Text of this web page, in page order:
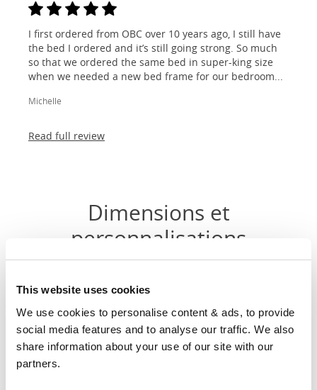
This website uses cookies
We use cookies to personalise content & ads, to provide
social media features and to analyse our traffic. We also
share information about your use of our site with our
partners.
I first ordered from OBC over 10 years ago, I still have
the bed I ordered and it’s still going strong. So much
so that we ordered the same bed in super-king size
when we needed a new bed frame for our bedroom...
Michelle
Read full review
Dimensions et
personnalisations
Dimensions Largeur
90cm X
200cm
37" 83" 50"